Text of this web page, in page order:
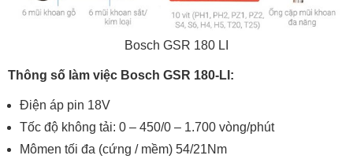
Bosch GSR 180 LI
Thông số làm việc Bosch GSR 180-LI:
Điện áp pin 18V
Tốc độ không tải: 0 – 450/0 – 1.700 vòng/phút
Mômen tối đa (cứng / mềm) 54/21Nm